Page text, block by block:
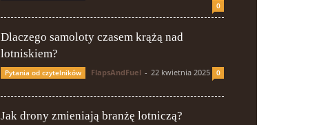
0
Dlaczego samoloty czasem krążą nad
lotniskiem?
Pytania od czytelników FlapsAndFuel - 22 kwietnia 2025 0
Jak drony zmieniają branżę lotniczą?